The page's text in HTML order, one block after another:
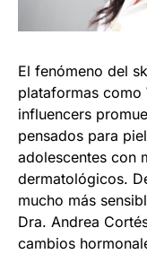
El fenómeno del
plataformas como
influencers
pensados para
adolescentes con
dermatológicos.
mucho más
Dra. Andrea
cambios